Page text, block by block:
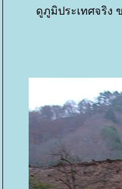
ดูภูมิประเทศจริง